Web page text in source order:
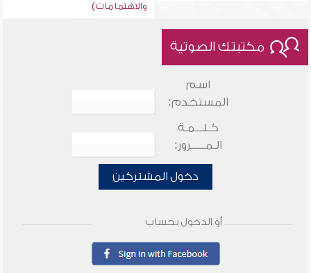
والاهتمامات)
مكتبتك الصوتية
اسم
المستخدم:
كـلـــمـة
الـمـــــرور:
دخول المشتركين
أو الدخول بحساب